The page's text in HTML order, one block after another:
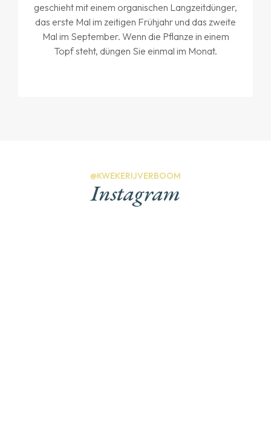
geschieht mit einem organischen Langzeitdünger,
das erste Mal im zeitigen Frühjahr und das zweite
Mal im September. Wenn die Pflanze in einem
Topf steht, düngen Sie einmal im Monat.
@KWEKERIJVERBOOM
Instagram